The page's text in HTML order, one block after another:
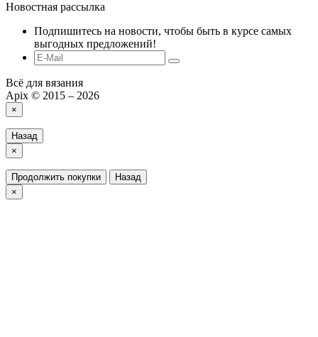
Новостная рассылка
Подпишитесь на новости, чтобы быть в курсе самых
выгодных предложений!
Всё для вязания
Apix © 2015 – 2026
×
Назад
×
Продолжить покупки
Назад
×